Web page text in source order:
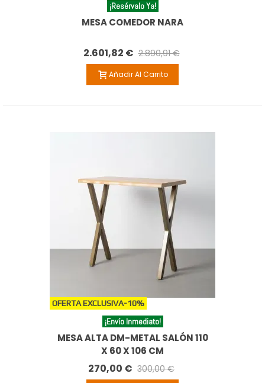
¡Resérvalo Ya!
MESA COMEDOR NARA
2.601,82 € 2.890,91 €
Añadir Al Carrito
OFERTA EXCLUSIVA-10%
¡Envío Inmediato!
MESA ALTA DM-METAL SALÓN 110
X 60 X 106 CM
270,00 € 300,00 €